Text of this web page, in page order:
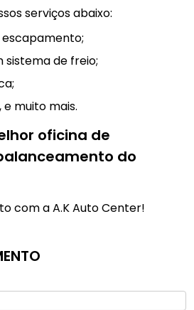
serviços abaixo:
escapamento;
sistema de freio;
e muito mais.
oficina de
do
com a A.K Auto Center!